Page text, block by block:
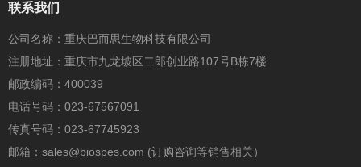
联系我们
公司名称：重庆巴而思生物科技有限公司
注册地址：重庆市九龙坡区二郎创业路107号B栋7楼
邮政编码：400039
电话号码：023-67567091
传真号码：023-67745923
邮箱：sales@biospes.com (订购咨询等销售相关）